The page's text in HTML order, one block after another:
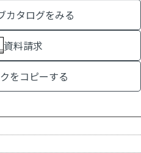
カタログをみる
資料請求
をコピーする